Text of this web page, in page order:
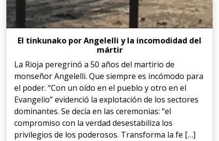
El tinkunako por Angelelli y la incomodidad del
mártir
La Rioja peregrinó a 50 años del martirio de
monseñor Angelelli. Que siempre es incómodo para
el poder. “Con un oído en el pueblo y otro en el
Evangelio” evidenció la explotación de los sectores
dominantes. Se decía en las ceremonias: “el
compromiso con la verdad desestabiliza los
privilegios de los poderosos. Transforma la fe […]